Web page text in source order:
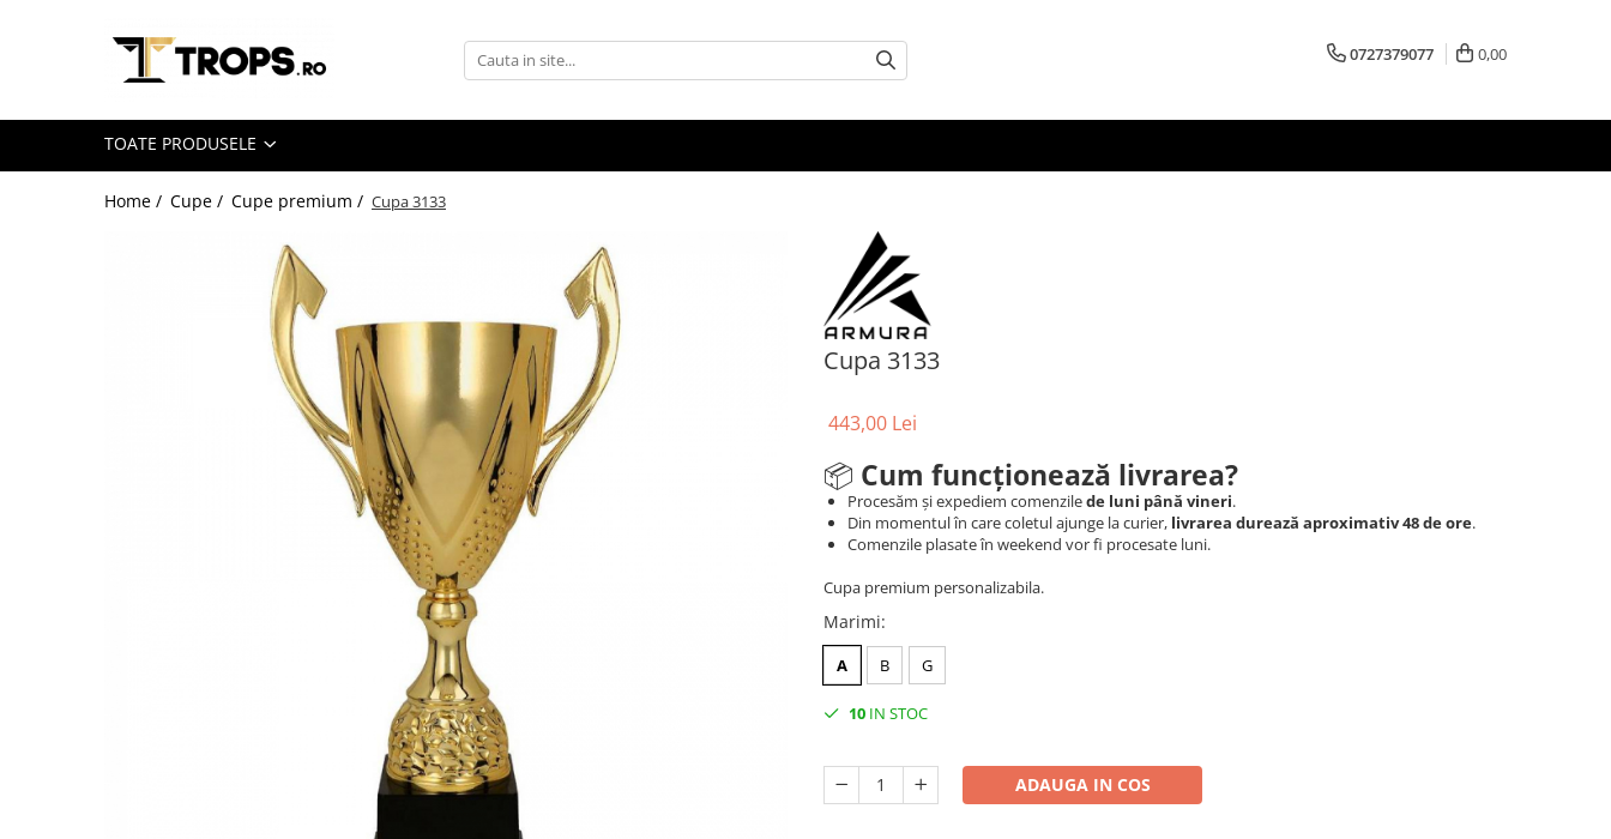
Toate Produsele
0727379077 0,00
TOATE PRODUSELE
Home / Cupe / Cupe premium / Cupa 3133
Cupa 3133
443,00 Lei
📦 Cum funcționează livrarea?
Procesăm și expediem comenzilede luni până vineri.
Din momentul în care coletul ajunge la curier, livrarea durează aproximativ 48 de ore.
Comenzile plasate în weekend vor fi procesate luni.
Cupa premium personalizabila.
Marimi:
A B G
10 IN STOC
ADAUGA IN COS